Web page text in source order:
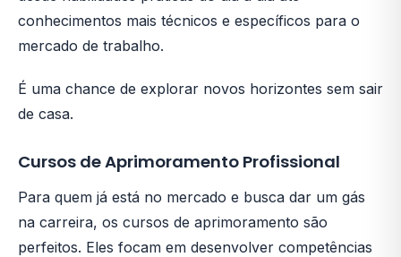
conhecimentos mais técnicos e específicos para o
mercado de trabalho.
É uma chance de explorar novos horizontes sem sair
de casa.
Cursos de Aprimoramento Profissional
Para quem já está no mercado e busca dar um gás
na carreira, os cursos de aprimoramento são
perfeitos. Eles focam em desenvolver competências